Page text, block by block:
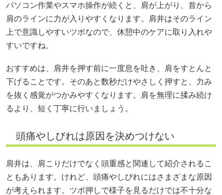
パソコン作業やスマホ操作が続くと、肩が上がり、首から
肩のラインに力が入りやすくなります。肩井はそのライン
上で意識しやすいツボなので、休憩中のケアに取り入れや
すいですね。
おすすめは、肩井を押す前に一度息を吐き、肩をすとんと
下げることです。そのあと数秒だけやさしく押すと、力み
を抜く感覚がつかみやすくなります。肩を無理に揉み続け
るより、短く丁寧に行いましょう。
頭痛やしびれは原因を決めつけない
肩井は、肩こりだけでなく頭重感と関連して紹介されるこ
ともあります。けれど、頭痛やしびれにはさまざまな原因
が考えられます。ツボ押しで様子を見るだけでは不十分な